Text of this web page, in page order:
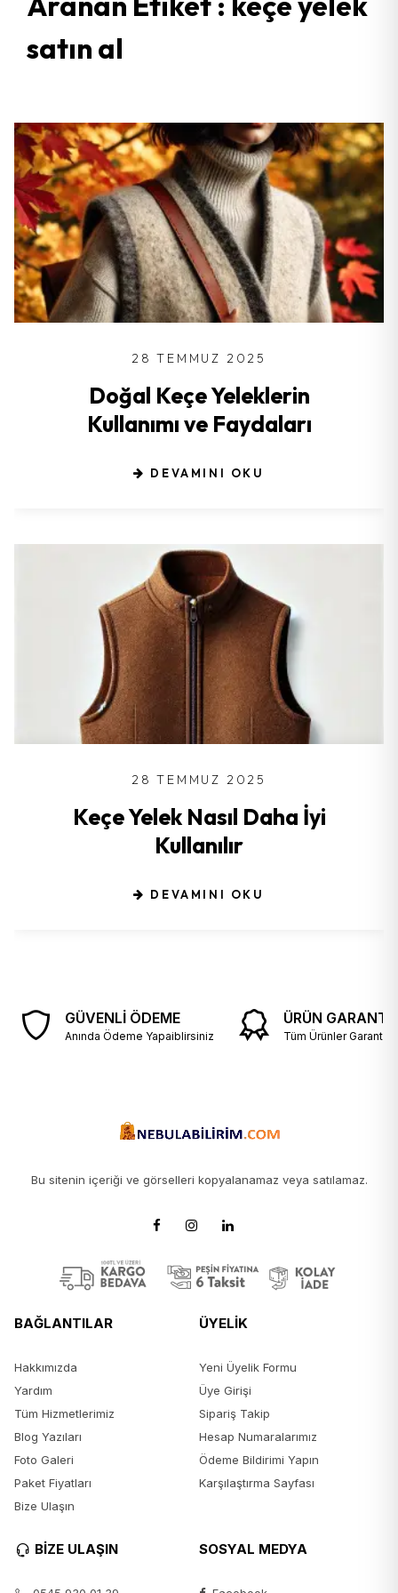
satın al
28 TEMMUZ 2025
Doğal Keçe Yeleklerin
Kullanımı ve Faydaları
DEVAMINI OKU
28 TEMMUZ 2025
Keçe Yelek Nasıl Daha İyi
Kullanılır
DEVAMINI OKU
GÜVENLİ ÖDEME
Anında Ödeme Yapaiblirsiniz
ÜRÜN
Tüm Ürünler Garantili
Bu sitenin içeriği ve görselleri kopyalanamaz veya satılamaz.
BAĞLANTILAR
Hakkımızda
Yardım
Tüm Hizmetlerimiz
Blog Yazıları
Foto Galeri
Paket Fiyatları
Bize Ulaşın
ÜYELİK
Yeni Üyelik Formu
Üye Girişi
Sipariş Takip
Hesap Numaralarımız
Ödeme Bildirimi Yapın
Karşılaştırma Sayfası
BİZE ULAŞIN SOSYAL MEDYA